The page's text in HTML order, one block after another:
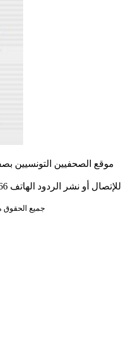
موقع الصحفيين التونسيين
جميع الحقوق